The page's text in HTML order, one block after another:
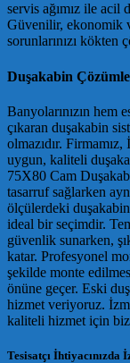
servis ağımız ile acil
Güvenilir, ekonomik
sorunlarınızı kökten
Duşakabin
Banyolarınızın hem
çıkaran duşakabin
olmazıdır.
uygun, kaliteli
75X80 Cam
tasarruf sağlarken
ölçülerdeki
ideal bir seçimdir.
güvenlik sunarken,
katar. Profesyonel
şekilde monte
önüne geçer. Eski
hizmet veriyoruz.
kaliteli hizmet için
Tesisatçı